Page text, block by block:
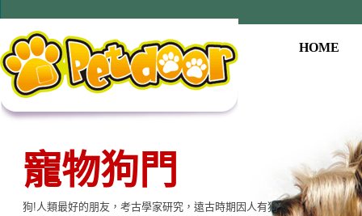
HOME
寵物狗門
狗!人類最好的朋友，考古學家研究，遠古時期因人有狗